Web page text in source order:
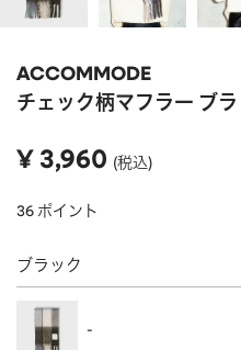
ALLすべて
WALLET財布
PASS CASE
TABLEWARE
CHARM
～
在庫のある商品のみ表示
ACCOMMODE
チェック柄マフラー ブラ
¥ 3,960 税込
36 ポイント
ブラック
-